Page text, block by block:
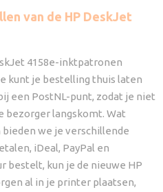
van de HP DeskJet
4158e-inktpatronen
kunt je bestelling thuis laten
een PostNL-punt, zodat je niet
bezorger langskomt. Wat
we je verschillende
iDeal, PayPal en
bestelt, kun je de nieuwe HP
al in je printer plaatsen,